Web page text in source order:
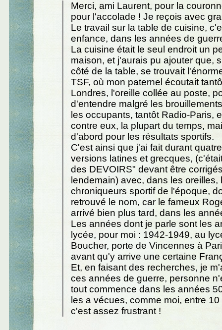
Merci, ami Laurent, pour la
pour l'accolade ! Je reçois avec
Le travail sur la table de cuisine,
enfance, dans les années de
La cuisine était le seul endroit un
maison, et j'aurais pu ajouter que,
côté de la table, se trouvait
TSF, où mon paternel écoutait
Londres, l'oreille collée au poste,
d'entendre malgré les
les occupants, tantôt Radio-Paris,
contre eux, la plupart du temps,
d'abord pour les résultats sportifs.
C'est ainsi que j'ai fait durant
versions latines et grecques,
des DEVOIRS" devant être
lendemain) avec, dans les oreilles,
chroniqueurs sportif de l'époque,
retrouvé le nom, car le fameux
arrivé bien plus tard, dans les
Les années dont je parle sont les
lycée, pour moi : 1942-1949, au
Boucher, porte de Vincennes à
avant qu'y arrive une certaine
Et, en faisant des recherches, je
ces années de guerre, personne
tout commence dans les années
les a vécues, comme moi, entre
c'est assez frustrant !